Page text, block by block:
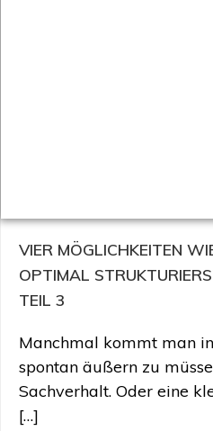
VIER MÖGLICHKEITEN
OPTIMAL
TEIL 3
Manchmal kommt man
spontan äußern zu
Sachverhalt. Oder eine
[…]